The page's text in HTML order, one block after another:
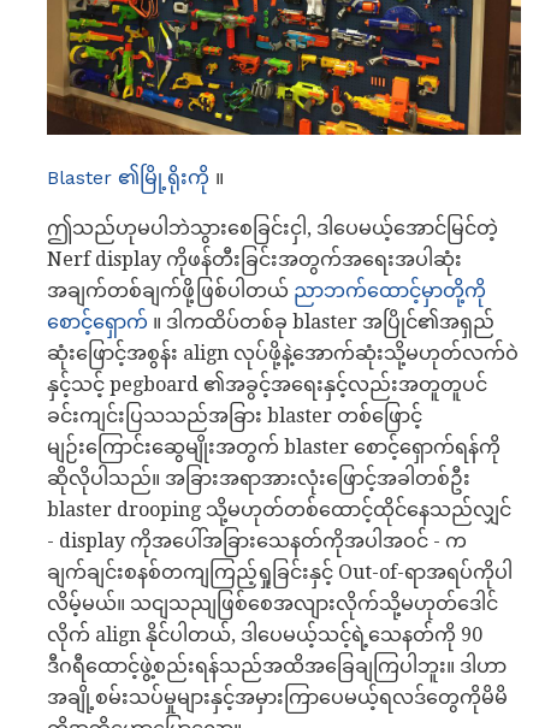
Blaster ၏မြို့ရိုးကို ။
ဤသည်ဟုမပါဘဲသွားစေခြင်းငှါ, ဒါပေမယ့်အောင်မြင်တဲ့
Nerf display ကိုဖန်တီးခြင်းအတွက်အရေးအပါဆုံး
အချက်တစ်ချက်ဖို့ဖြစ်ပါတယ် ညာဘက်ထောင့်မှာတို့ကို
စောင့်ရှောက် ။ ဒါကထိပ်တစ်ခု blaster အပြိုင်၏အရှည်
ဆုံးဖြောင့်အစွန်း align လုပ်ဖို့နဲ့အောက်ဆုံးသို့မဟုတ်လက်ဝဲ
နှင့်သင့် pegboard ၏အခွင့်အရေးနှင့်လည်းအတူတူပင်
ခင်းကျင်းပြသသည်အခြား blaster တစ်ဖြောင့်
မျဉ်းကြောင်းဆွေမျိုးအတွက် blaster စောင့်ရှောက်ရန်ကို
ဆိုလိုပါသည်။ အခြားအရာအားလုံးဖြောင့်အခါတစ်ဦး
blaster drooping သို့မဟုတ်တစ်ထောင့်ထိုင်နေသည်လျှင်
- display ကိုအပေါ်အခြားသေနတ်ကိုအပါအဝင် - က
ချက်ချင်းစနစ်တကျကြည့်ရှုခြင်းနှင့် Out-of-ရာအရပ်ကိုပါ
လိမ့်မယ်။ သငျသညျဖြစ်စေအလျားလိုက်သို့မဟုတ်ဒေါင်
လိုက် align နိုင်ပါတယ်, ဒါပေမယ့်သင့်ရဲ့သေနတ်ကို 90
ဒီဂရီထောင့်ဖွဲ့စည်းရန်သည်အထိအခြေချကြပါဘူး။ ဒါဟာ
အချို့စမ်းသပ်မှုများနှင့်အမှားကြာပေမယ့်ရလဒ်တွေကိုမိမိ